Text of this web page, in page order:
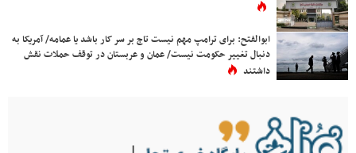
ابوالفتح: برای ترامپ مهم نیست تاج بر سر کار باشد یا عمامه/ آمریکا به
دنبال تغییر حکومت نیست/ عمان و عربستان در توقف حملات نقش
داشتند